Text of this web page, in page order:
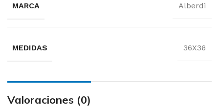
MARCA Alberdi
MEDIDAS 36X36
Valoraciones (0)